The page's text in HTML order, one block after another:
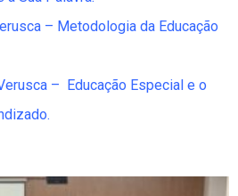
– Metodologia da Educação
– Educação Especial e o